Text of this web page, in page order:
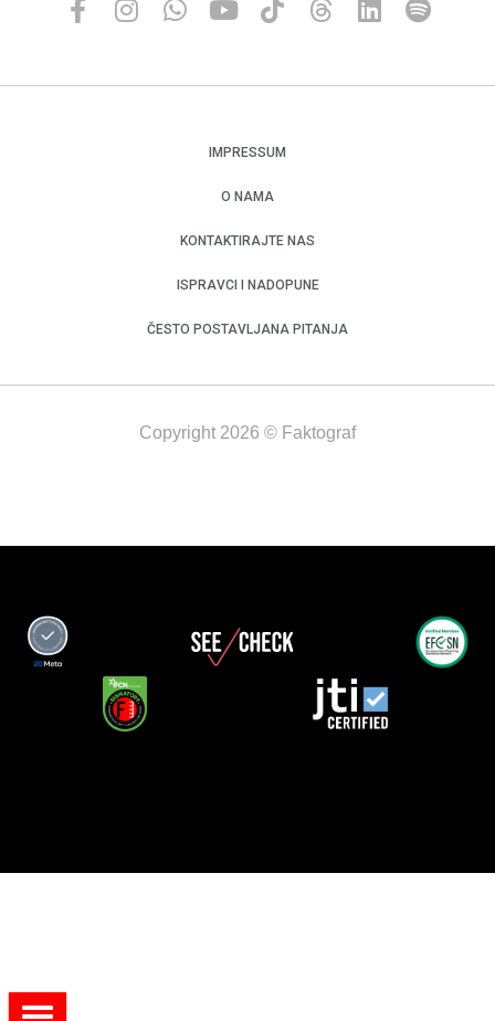
IMPRESSUM
O NAMA
KONTAKTIRAJTE NAS
ISPRAVCI I NADOPUNE
ČESTO POSTAVLJANA PITANJA
Copyright 2026 © Faktograf